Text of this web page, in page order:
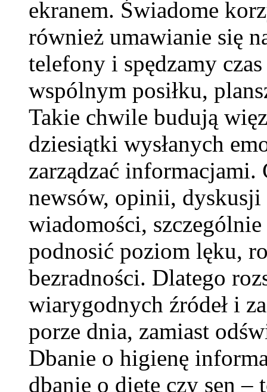
ekranem. Świadome
również umawianie się
telefony i spędzamy
wspólnym posiłku,
Takie chwile budują
dziesiątki wysłanych
zarządzać informacjami.
newsów, opinii, dyskusji
wiadomości,
podnosić poziom lęku,
bezradności. Dlatego
wiarygodnych źródeł i
porze dnia, zamiast
Dbanie o higienę
dbanie o dietę czy sen